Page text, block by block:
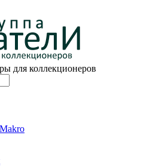
для коллекционеров